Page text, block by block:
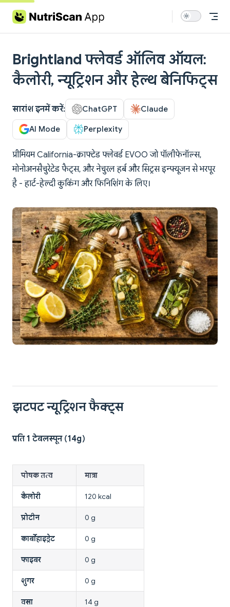
Skip to content
Brightland फ्लेवर्ड ऑलिव ऑयल:
कैलोरी, न्यूट्रिशन और हेल्थ बेनिफिट्स
सारांश इनमें करें: ChatGPT Claude
AI Mode Perplexity
प्रीमियम California-क्राफ्टेड फ्लेवर्ड EVOO जो पॉलीफेनॉल्स,
मोनोअनसैचुरेटेड फैट्स, और नेचुरल हर्ब और सिट्रस इन्फ्यूजन से भरपूर
है - हार्ट-हेल्दी कुकिंग और फिनिशिंग के लिए।
झटपट न्यूट्रिशन फैक्ट्स
प्रति 1 टेबलस्पून (14g)
पोषक तत्व मात्रा
कैलोरी 120 kcal
प्रोटीन 0 g
कार्बोहाइड्रेट 0 g
फाइबर 0 g
शुगर 0 g
वसा 14 g